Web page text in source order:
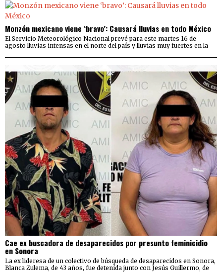
Monzón mexicano viene ‘bravo’: Causará lluvias en todo México
El Servicio Meteorológico Nacional prevé para este martes 16 de
agosto lluvias intensas en el norte del país y lluvias muy fuertes en la
Cae ex buscadora de desaparecidos por presunto feminicidio
en Sonora
La ex lideresa de un colectivo de búsqueda de desaparecidos en Sonora,
Blanca Zulema, de 43 años, fue detenida junto con Jesús Guillermo, de